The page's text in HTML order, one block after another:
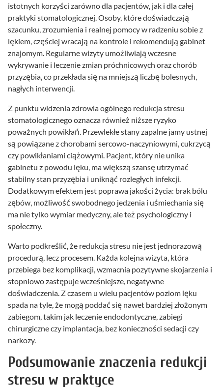
istotnych korzyści zarówno dla pacjentów, jak i dla całej
praktyki stomatologicznej. Osoby, które doświadczają
szacunku, zrozumienia i realnej pomocy w radzeniu sobie z
lękiem, częściej wracają na kontrole i rekomendują gabinet
znajomym. Regularne wizyty umożliwiają wczesne
wykrywanie i leczenie zmian próchnicowych oraz chorób
przyzębia, co przekłada się na mniejszą liczbę bolesnych,
nagłych interwencji.
Z punktu widzenia zdrowia ogólnego redukcja stresu
stomatologicznego oznacza również niższe ryzyko
poważnych powikłań. Przewlekłe stany zapalne jamy ustnej
są powiązane z chorobami sercowo-naczyniowymi, cukrzycą
czy powikłaniami ciążowymi. Pacjent, który nie unika
gabinetu z powodu lęku, ma większą szansę utrzymać
stabilny stan przyzębia i uniknąć rozległych infekcji.
Dodatkowym efektem jest poprawa jakości życia: brak bólu
zębów, możliwość swobodnego jedzenia i uśmiechania się
ma nie tylko wymiar medyczny, ale też psychologiczny i
społeczny.
Warto podkreślić, że redukcja stresu nie jest jednorazową
procedurą, lecz procesem. Każda kolejna wizyta, która
przebiega bez komplikacji, wzmacnia pozytywne skojarzenia i
stopniowo zastępuje wcześniejsze, negatywne
doświadczenia. Z czasem u wielu pacjentów poziom lęku
spada na tyle, że mogą poddać się nawet bardziej złożonym
zabiegom, takim jak leczenie endodontyczne, zabiegi
chirurgiczne czy implantacja, bez konieczności sedacji czy
narkozy.
Podsumowanie znaczenia redukcji
stresu w praktyce